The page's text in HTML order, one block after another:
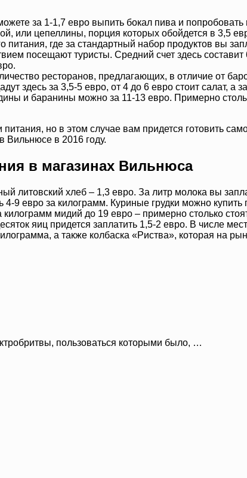
за 1-1,7 евро выпить бокал пива и
или цепеллины, порция которых обойдется в 3,5
где за стандартный набор продуктов вы
посещают туристы. Средний счет здесь
ресторанов, предлагающих, в отличие от
здесь за 3,5-5 евро, от 4 до 6 евро стоит салат,
и баранины можно за 11-13 евро. Примерно
но в этом случае вам придется готовить
Вильнюсе в 2016 году.
в магазинах Вильнюса
литовский хлеб – 1,3 евро. За литр молока вы
9 евро за килограмм. Куриные грудки можно
мидий до 19 евро – примерно столько
яиц придется заплатить 1,5-2 евро. В числе
а также колбаска «Риства», которая на
пользоваться которыми было, …